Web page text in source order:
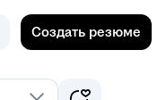
Создать резюме